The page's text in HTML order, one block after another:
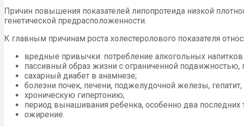
Причин повышения показателей липопротеида низкой
генетической предрасположенности.
К главным причинам роста холестеролового показателя
вредные привычки: потребление алкогольных напитков
пассивный образ жизни с ограниченной
сахарный диабет в анамнезе;
болезни почек, печени, поджелудочной железы,
хроническую гипертонию;
период вынашивания ребенка, особенно два последних
ожирение.